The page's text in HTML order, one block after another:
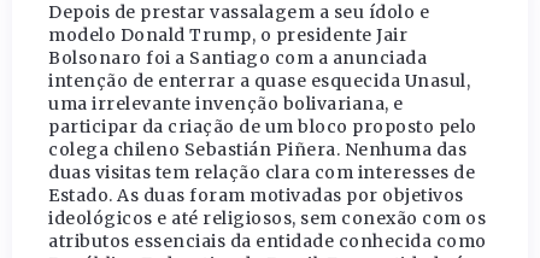
Depois de prestar vassalagem a seu ídolo e
modelo Donald Trump, o presidente Jair
Bolsonaro foi a Santiago com a anunciada
intenção de enterrar a quase esquecida Unasul,
uma irrelevante invenção bolivariana, e
participar da criação de um bloco proposto pelo
colega chileno Sebastián Piñera. Nenhuma das
duas visitas tem relação clara com interesses de
Estado. As duas foram motivadas por objetivos
ideológicos e até religiosos, sem conexão com os
atributos essenciais da entidade conhecida como